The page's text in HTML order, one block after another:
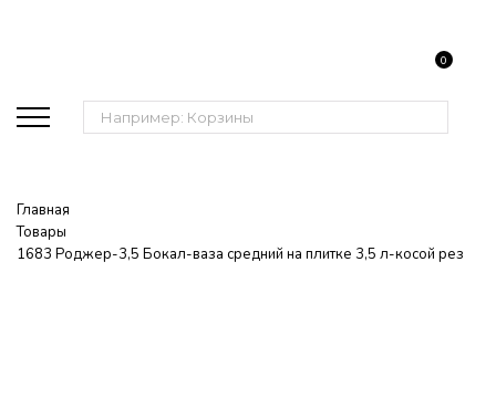
Поиск:
0
Главная
Товары
1683 Роджер-3,5 Бокал-ваза средний на плитке 3,5 л-косой рез